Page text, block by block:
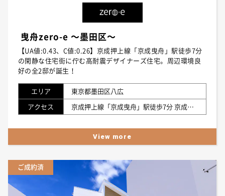
曳舟zero-e ～墨田区～
【UA値:0.43、C値:0.26】京成押上線「京成曳舟」駅徒歩7分
の閑静な住宅街に佇む高耐震デザイナーズ住宅。周辺環境良
好の全2邸が誕生！
エリア
東京都墨田区八広
アクセス
京成押上線「京成曳舟」駅徒歩7分 京成押上線「八広」駅徒歩16分 東武スカイツリーライン「曳舟」駅徒歩13分
View more
ご成約済